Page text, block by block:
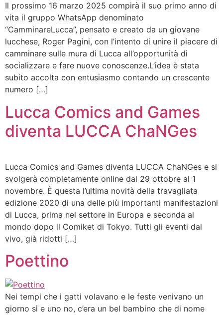
Il prossimo 16 marzo 2025 compirà il suo primo anno di
vita il gruppo WhatsApp denominato
“CamminareLucca”, pensato e creato da un giovane
lucchese, Roger Pagini, con l’intento di unire il piacere di
camminare sulle mura di Lucca all’opportunità di
socializzare e fare nuove conoscenze.L’idea è stata
subito accolta con entusiasmo contando un crescente
numero […]
Lucca Comics and Games
diventa LUCCA ChaNGes
Lucca Comics and Games diventa LUCCA ChaNGes e si
svolgerà completamente online dal 29 ottobre al 1
novembre. È questa l’ultima novità della travagliata
edizione 2020 di una delle più importanti manifestazioni
di Lucca, prima nel settore in Europa e seconda al
mondo dopo il Comiket di Tokyo. Tutti gli eventi dal
vivo, già ridotti […]
Poettino
Nei tempi che i gatti volavano e le feste venivano un
giorno sì e uno no, c’era un bel bambino che di nome